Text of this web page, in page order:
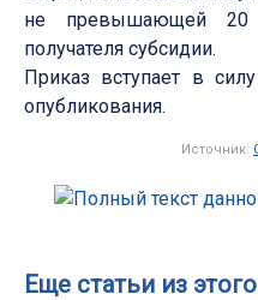
не превышающей 20
получателя субсидии.
Приказ вступает в
опубликования.
Источник:
Еще статьи из